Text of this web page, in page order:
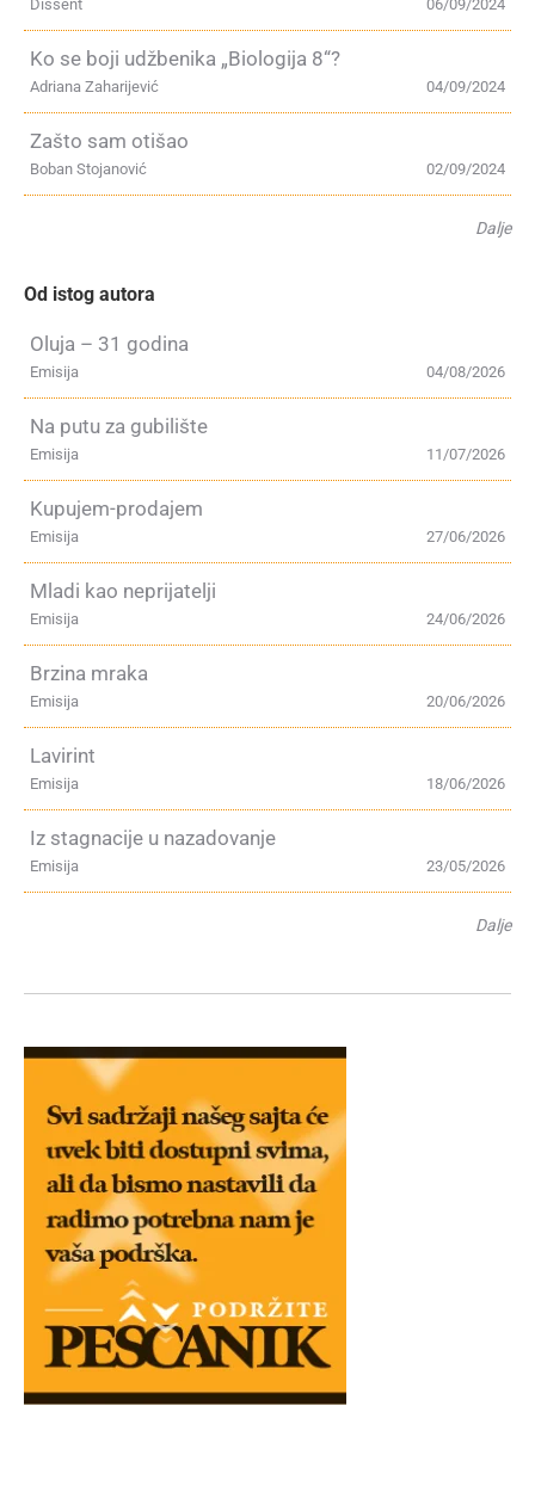
06/09/2024
Dissent
Ko se boji udžbenika „Biologija 8“?
04/09/2024
Adriana Zaharijević
Zašto sam otišao
02/09/2024
Boban Stojanović
Dalje
Od istog autora
Oluja – 31 godina
04/08/2026
Emisija
Na putu za gubilište
11/07/2026
Emisija
Kupujem-prodajem
27/06/2026
Emisija
Mladi kao neprijatelji
24/06/2026
Emisija
Brzina mraka
20/06/2026
Emisija
Lavirint
18/06/2026
Emisija
Iz stagnacije u nazadovanje
23/05/2026
Emisija
Dalje